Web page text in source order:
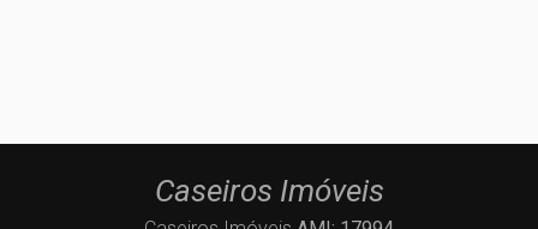
Caseiros Imóveis